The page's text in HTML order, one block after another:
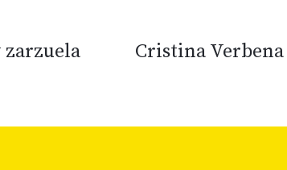
zarzuela
Cristina